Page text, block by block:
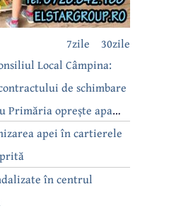
30zile
7zile
Local Câmpina:
de schimbare
Primăria oprește apa
apei în cartierele
în centrul